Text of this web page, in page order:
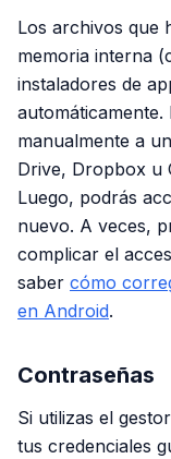
Los archivos que
memoria interna
instaladores de
automáticamente.
manualmente a
Drive, Dropbox u
Luego, podrás
nuevo. A veces,
complicar el
saber cómo
en Android.
Contraseñas
Si utilizas el
tus credenciales